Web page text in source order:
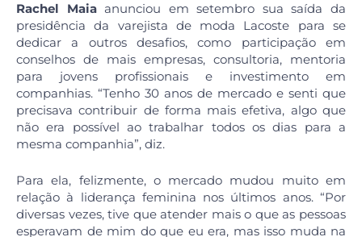
Rachel Maiaanunciou em setembro sua saída da
presidência da varejista de moda Lacoste para se
dedicar a outros desafios, como participação em
conselhos de mais empresas, consultoria, mentoria
para jovens profissionais e investimento em
companhias. “Tenho 30 anos de mercado e senti que
precisava contribuir de forma mais efetiva, algo que
não era possível ao trabalhar todos os dias para a
mesma companhia”, diz.
Para ela, felizmente, o mercado mudou muito em
relação à liderança feminina nos últimos anos. “Por
diversas vezes, tive que atender mais o que as pessoas
esperavam de mim do que eu era, mas isso muda na